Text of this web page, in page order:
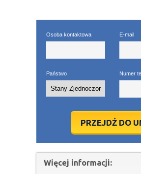
Osoba kontaktowa E-mail
Państwo Numer tel
PRZEJDŹ DO
Więcej informacji: